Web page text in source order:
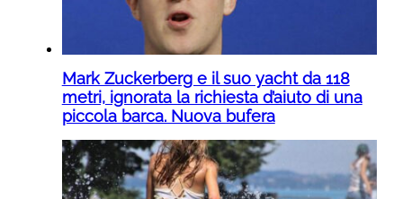
Mark Zuckerberg e il suo yacht da 118
metri, ignorata la richiesta d’aiuto di una
piccola barca. Nuova bufera